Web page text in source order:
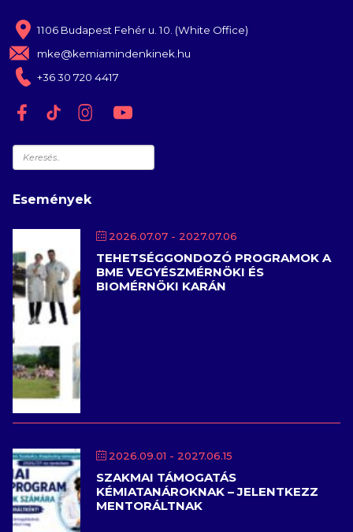
1106 Budapest Fehér u. 10. (White Office)
mke@kemiamindenkinek.hu
+36 30 720 4417
Keresés
Események
2026.07.07 - 2027.07.06
TEHETSÉGGONDOZÓ PROGRAMOK A
BME VEGYÉSZMÉRNÖKI ÉS
BIOMÉRNÖKI KARÁN
2026.09.01 - 2027.06.15
SZAKMAI TÁMOGATÁS
KÉMIATANÁROKNAK – JELENTKEZZ
MENTORÁLTNAK